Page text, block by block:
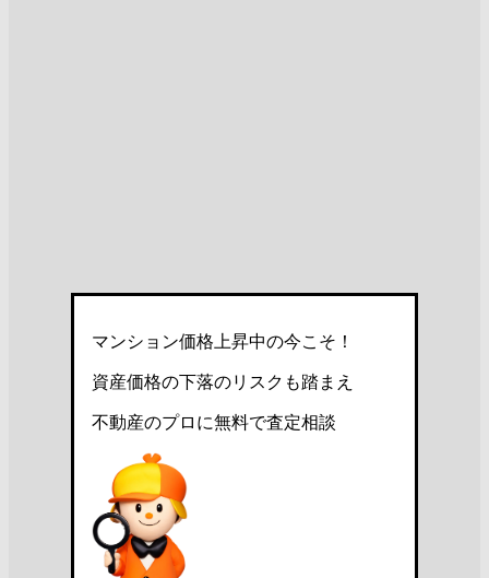
マンション価格上昇中の今こそ！
資産価格の下落のリスクも踏まえ
不動産のプロに無料で査定相談